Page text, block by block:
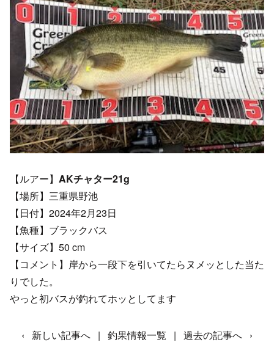
【ルアー】 AKチャター21g
【場所】三重県野池
【日付】2024年2月23日
【魚種】ブラックバス
【サイズ】50 cm
【コメント】岸から一段下を引いてたらヌメッとした当た
りでした。
やっと初バスが釣れてホッとしてます
‹ 新しい記事へ | 釣果情報一覧 | 過去の記事へ ›